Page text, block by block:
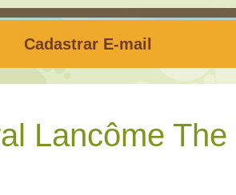
Cadastrar E-mail
Lancôme The